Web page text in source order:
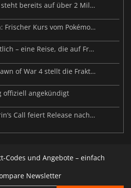
Resident Evil Veronica steht bereits auf über 2 Millionen Wunschlisten
Beast of Reincarnation: Frischer Kurs vom Pokémon-Studio
Big Walk ist jetzt erhältlich – eine Reise, die auf Freundschaft basiert
Warhammer 40.000: Dawn of War 4 stellt die Fraktion der Necrons vor
offiziell angekündigt
Forsaken Realms: Vahrin’s Call feiert Release nach 10 Jahren
Codes und Angebote – einfach
Newsletter